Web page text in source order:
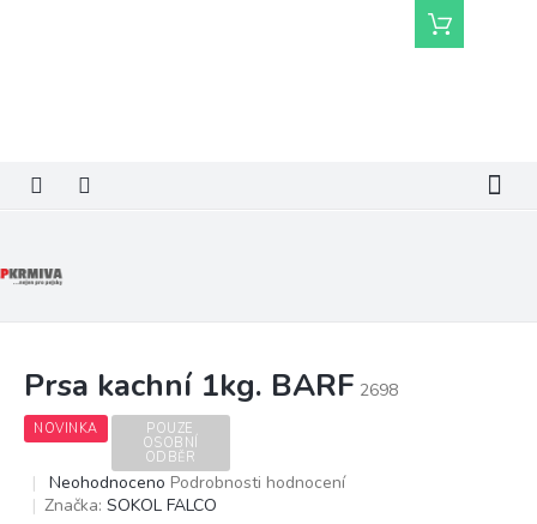
Nákupní
košík
Prsa kachní 1kg. BARF 2698
NOVINKA
POUZE
OSOBNÍ
ODBĚR
Průměrné
hodnocení
Neohodnoceno Podrobnosti hodnocení
Značka: SOKOL FALCO